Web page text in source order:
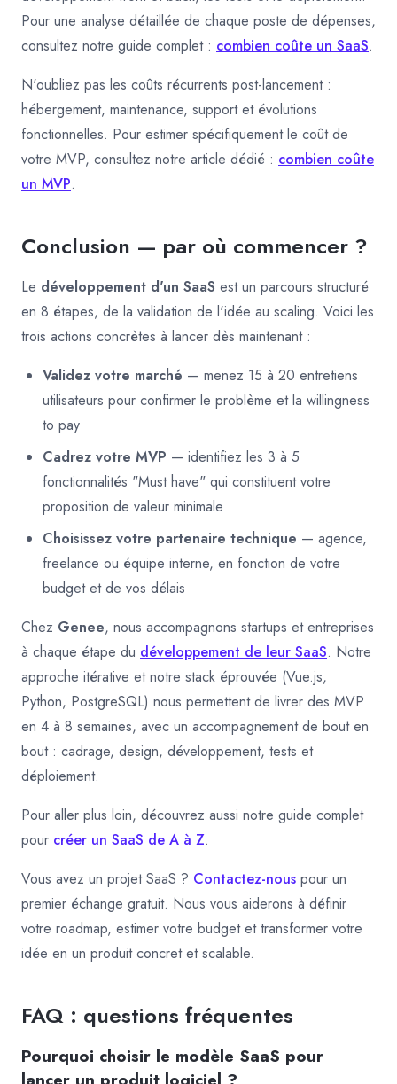
Pour une analyse détaillée de chaque poste de dépenses,
consultez notre guide complet : combien coûte un SaaS.
N'oubliez pas les coûts récurrents post-lancement :
hébergement, maintenance, support et évolutions
fonctionnelles. Pour estimer spécifiquement le coût de
votre MVP, consultez notre article dédié : combien coûte
un MVP.
Conclusion — par où commencer ?
Le développement d'un SaaS est un parcours structuré
en 8 étapes, de la validation de l'idée au scaling. Voici les
trois actions concrètes à lancer dès maintenant :
Validez votre marché — menez 15 à 20 entretiens
utilisateurs pour confirmer le problème et la willingness
to pay
Cadrez votre MVP — identifiez les 3 à 5
fonctionnalités "Must have" qui constituent votre
proposition de valeur minimale
Choisissez votre partenaire technique — agence,
freelance ou équipe interne, en fonction de votre
budget et de vos délais
Chez Genee, nous accompagnons startups et entreprises
à chaque étape du développement de leur SaaS. Notre
approche itérative et notre stack éprouvée (Vue.js,
Python, PostgreSQL) nous permettent de livrer des MVP
en 4 à 8 semaines, avec un accompagnement de bout en
bout : cadrage, design, développement, tests et
déploiement.
Pour aller plus loin, découvrez aussi notre guide complet
pour créer un SaaS de A à Z.
Vous avez un projet SaaS ? Contactez-nous pour un
premier échange gratuit. Nous vous aiderons à définir
votre roadmap, estimer votre budget et transformer votre
idée en un produit concret et scalable.
FAQ : questions fréquentes
Pourquoi choisir le modèle SaaS pour